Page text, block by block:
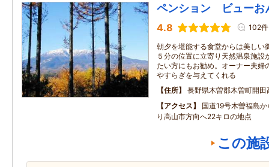
ペンション ビューお
4.8 102件
朝夕を堪能する食堂からは美しい
５分の位置に立寄り天然温泉施設
たい方にもお勧め。オーナー夫婦
やすらぎを与えてくれる
住所
長野県木曽郡木曽町開田
アクセス
国道19号木曽福島
り高山市方向へ22キロの地点
この施